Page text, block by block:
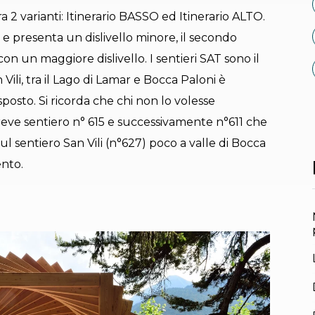
varianti: Itinerario BASSO ed Itinerario ALTO.
presenta un dislivello minore, il secondo
un maggiore dislivello. I sentieri SAT sono il
tra il Lago di Lamar e Bocca Paloni è
Si ricorda che chi non lo volesse
sentiero n° 615 e successivamente n°611 che
sentiero San Vili (n°627) poco a valle di Bocca